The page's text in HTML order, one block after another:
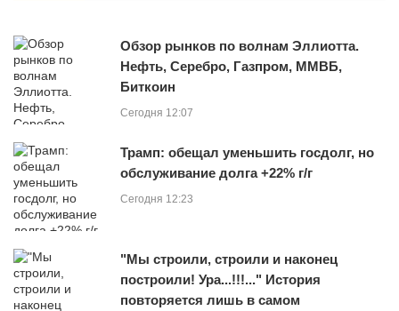
Обзор рынков по волнам Эллиотта.
Нефть, Серебро, Газпром, ММВБ,
Биткоин
Сегодня 12:07
Трамп: обещал уменьшить госдолг, но
обслуживание долга +22% г/г
Сегодня 12:23
"Мы строили, строили и наконец
построили! Ура...!!!..." История
повторяется лишь в самом